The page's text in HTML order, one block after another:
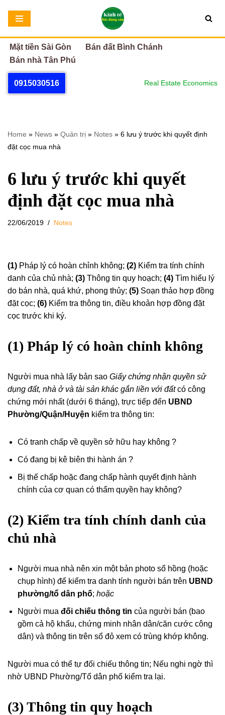
Chuyển
tới
nội
dung
Mặt tiền Sài Gòn
Bán đất Bình Chánh
Bán nhà Tân Phú
0915030516 Real Estate Economics
Home » News » Quản trị » Notes » 6 lưu ý trước khi quyết định
đặt cọc mua nhà
6 lưu ý trước khi quyết
định đặt cọc mua nhà
22/06/2019 Notes
(1) Pháp lý có hoàn chỉnh không; (2) Kiểm tra tính chính
danh của chủ nhà; (3) Thông tin quy hoạch; (4) Tìm hiểu lý
do bán nhà, quá khứ, phong thủy; (5) Soạn thảo hợp đồng
đặt cọc; (6) Kiểm tra thông tin, điều khoản hợp đồng đặt
cọc trước khi ký.
(1) Pháp lý có hoàn chỉnh không
Người mua nhà lấy bản sao Giấy chứng nhận quyền sử
dụng đất, nhà ở và tài sản khác gắn liền với đất có công
chứng mới nhất (dưới 6 tháng), trực tiếp đến UBND
Phường/Quận/Huyện kiểm tra thông tin:
Có tranh chấp về quyền sở hữu hay không ?
Có đang bị kê biên thi hành án ?
Bị thế chấp hoặc đang chấp hành quyết định hành
chính của cơ quan có thẩm quyền hay không?
(2) Kiểm tra tính chính danh của
chủ nhà
Người mua nhà nên xin một bản photo sổ hồng (hoặc
chụp hình) để kiểm tra danh tính người bán trên UBND
phường/tổ dân phố; hoặc
Người mua đối chiếu thông tin của người bán (bao
gồm cả hộ khẩu, chứng minh nhân dân/căn cước công
dân) và thông tin trên sổ đỏ xem có trùng khớp không.
Người mua có thể tự đối chiếu thông tin; Nếu nghi ngờ thì
nhờ UBND Phường/Tổ dân phố kiểm tra lại.
(3) Thông tin quy hoạch